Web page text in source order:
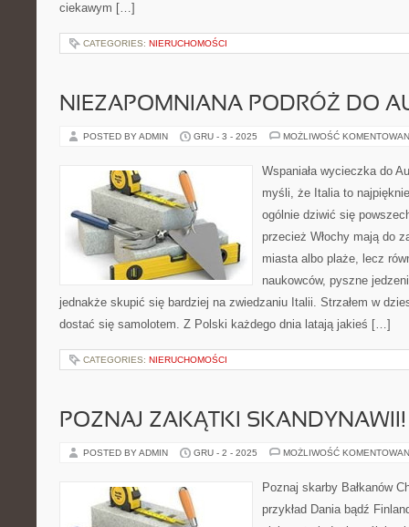
ciekawym […]
CATEGORIES: NIERUCHOMOŚCI
NIEZAPOMNIANA PODRÓŻ DO
POSTED BY ADMIN GRU - 3 - 2025 MOŻLIWOŚĆ
Wspaniała wycieczka do
myśli, że Italia to
ogólnie dziwić się
przecież Włochy mają do
miasta albo plaże, lecz
naukowców, pyszne
jednakże skupić się bardziej na zwiedzaniu Italii. Strzałem w
dostać się samolotem. Z Polski każdego dnia latają jakieś […]
CATEGORIES: NIERUCHOMOŚCI
POZNAJ ZAKĄTKI SKANDYNAWII!
POSTED BY ADMIN GRU - 2 - 2025 MOŻLIWOŚĆ
Poznaj skarby Bałkanów
przykład Dania bądź